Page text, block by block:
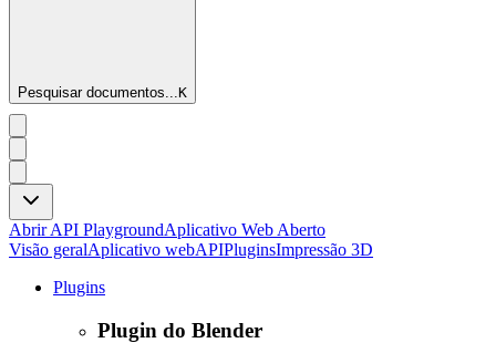
Pesquisar documentos...K
Abrir API PlaygroundAplicativo Web Aberto
Visão geralAplicativo webAPIPluginsImpressão 3D
Plugins
Plugin do Blender